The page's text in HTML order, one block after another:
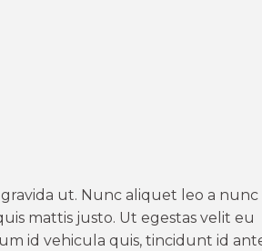
aux
ut. Nunc aliquet leo a nunc
mattis justo. Ut egestas velit eu
id vehicula quis, tincidunt id